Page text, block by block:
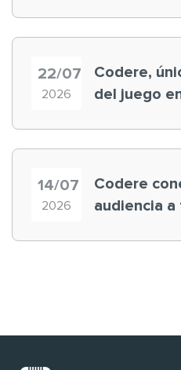
22/07
2026
Codere,
del juego en el
14/07
2026
Codere
audiencia